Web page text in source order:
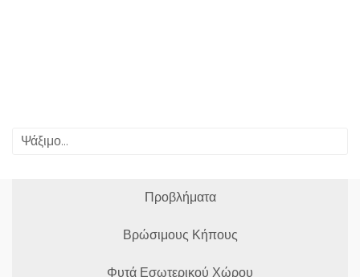
Προβλήματα
Βρώσιμους Κήπους
Φυτά Εσωτερικού Χώρου